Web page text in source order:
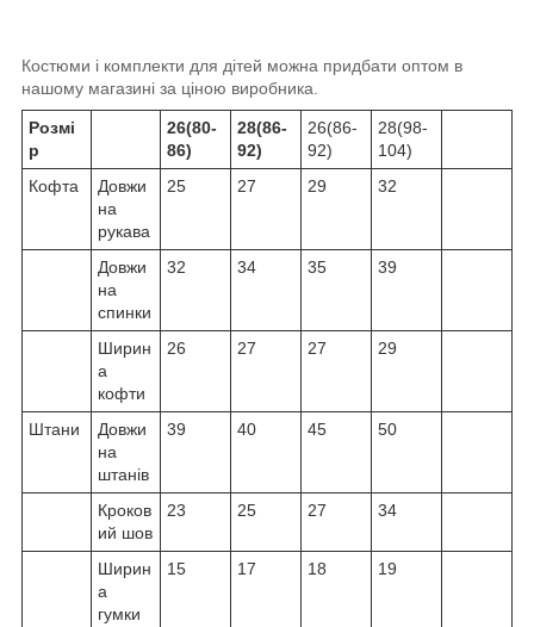
Костюми і комплекти для дітей можна придбати оптом в
нашому магазині за ціною виробника.
Розмі
р
26(80-
86)
28(86-
92)
26(86-
92)
28(98-
104)
Кофта
Довжи
на
рукава
25 27 29 32
Довжи
на
спинки
32 34 35 39
Ширин
а
кофти
26 27 27 29
Штани
Довжи
на
штанів
39 40 45 50
Кроков
ий шов
23 25 27 34
Ширин
а
гумки
15 17 18 19